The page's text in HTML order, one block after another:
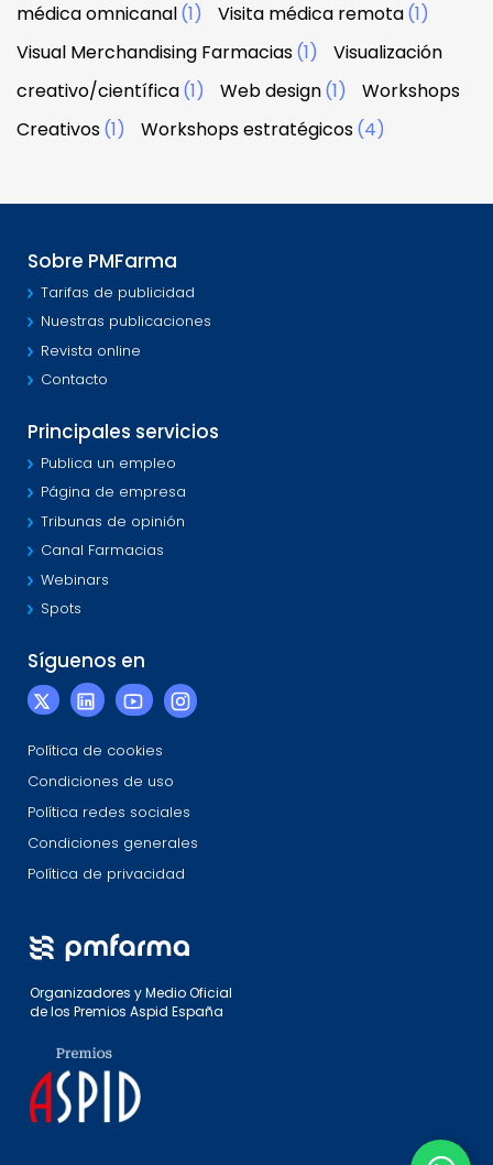
médica omnicanal(1) Visita médica remota(1)
Visual Merchandising Farmacias(1)
Visualización
creativo/científica(1) Web design(1)
Workshops
Creativos(1) Workshops estratégicos(4)
Sobre PMFarma
Tarifas de publicidad
Nuestras publicaciones
Revista online
Contacto
Principales servicios
Publica un empleo
Página de empresa
Tribunas de opinión
Canal Farmacias
Webinars
Spots
Síguenos en
Política de cookies
Condiciones de uso
Política redes sociales
Condiciones generales
Política de privacidad
Organizadores y Medio Oficial
de los Premios Aspid España